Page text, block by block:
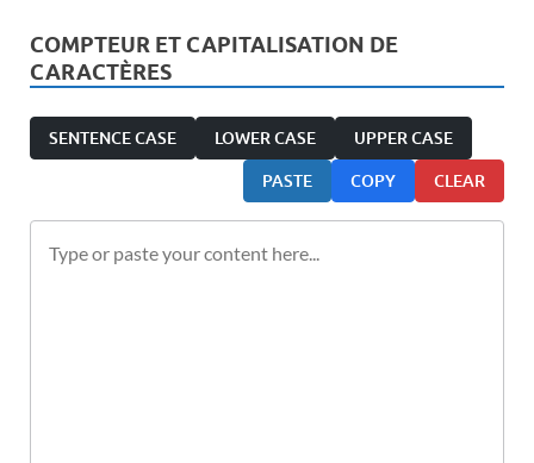
COMPTEUR ET CAPITALISATION DE
CARACTÈRES
SENTENCE CASE LOWER CASE UPPER CASE
PASTE COPY CLEAR